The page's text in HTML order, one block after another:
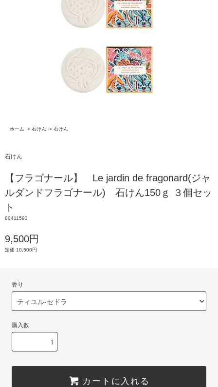
ホーム > 石けん > 石けん
石けん
【フラゴナール】 Le jardin de fragonard(ジャ
ルダンドフラゴナール) 石けん150ｇ ３個セッ
ト
80411593
9,500円
定価 10,500円
香り
購入数
カートに入れる